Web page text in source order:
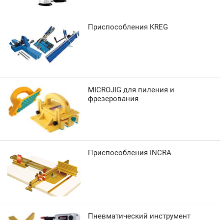
Приспособления KREG
MICROJIG для пиления и
фрезерования
Приспособления INCRA
Пневматический инструмент